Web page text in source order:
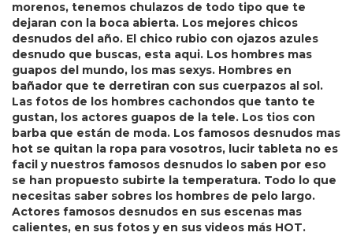
morenos, tenemos chulazos de todo tipo que te
dejaran con la boca abierta. Los mejores chicos
desnudos del año. El chico rubio con ojazos azules
desnudo que buscas, esta aqui. Los hombres mas
guapos del mundo, los mas sexys. Hombres en
bañador que te derretiran con sus cuerpazos al sol.
Las fotos de los hombres cachondos que tanto te
gustan, los actores guapos de la tele. Los tios con
barba que están de moda. Los famosos desnudos mas
hot se quitan la ropa para vosotros, lucir tableta no es
facil y nuestros famosos desnudos lo saben por eso
se han propuesto subirte la temperatura. Todo lo que
necesitas saber sobres los hombres de pelo largo.
Actores famosos desnudos en sus escenas mas
calientes, en sus fotos y en sus videos más HOT.